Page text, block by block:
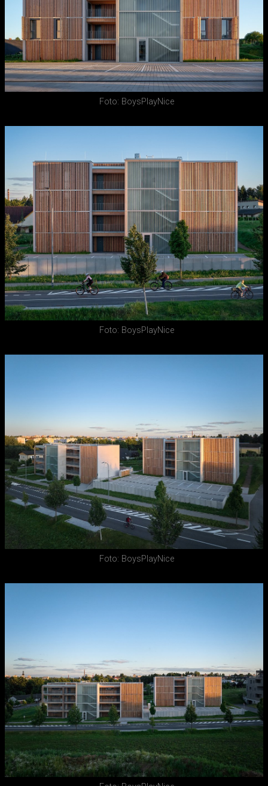
Foto: BoysPlayNice
Foto: BoysPlayNice
Foto: BoysPlayNice